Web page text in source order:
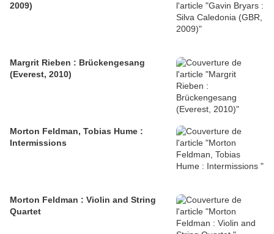
2009)
Margrit Rieben : Brückengesang
(Everest, 2010)
Morton Feldman, Tobias Hume :
Intermissions
Morton Feldman : Violin and String
Quartet